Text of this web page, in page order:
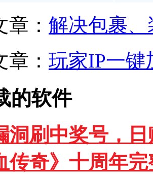
章： 解决包裹
： 玩家IP一键
的软件
洞刷中奖号，
传奇》十周年